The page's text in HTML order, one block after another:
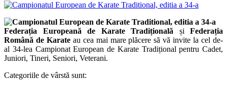
Federația Europeană de Karate Tradițională și Federația
Română de Karate au cea mai mare plăcere să vă invite la cel de-
al 34-lea Campionat European de Karate Tradițional pentru Cadet,
Juniori, Tineri, Seniori, Veterani.
Categoriile de vârstă sunt: